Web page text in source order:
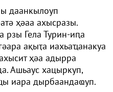
даанкылоуп
ҳәаа ахысразы.
Гела Турин-иԥа
ақыҭа иахьаҵанакуа
ҳәа адырра
Ашьаус хацыркуп,
иара дырбаандаҩуп.